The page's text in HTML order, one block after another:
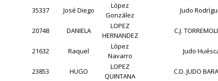
35337 José Diego
López
González
Judo
20748 DANIELA
LOPEZ
HERNANDEZ
C.J.
21632 Raquel
López
Navarro
Judo
23853 HUGO
LOPEZ
QUINTANA
C.D. JUDO